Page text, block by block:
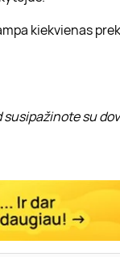
kiekvienas
susipažinote su